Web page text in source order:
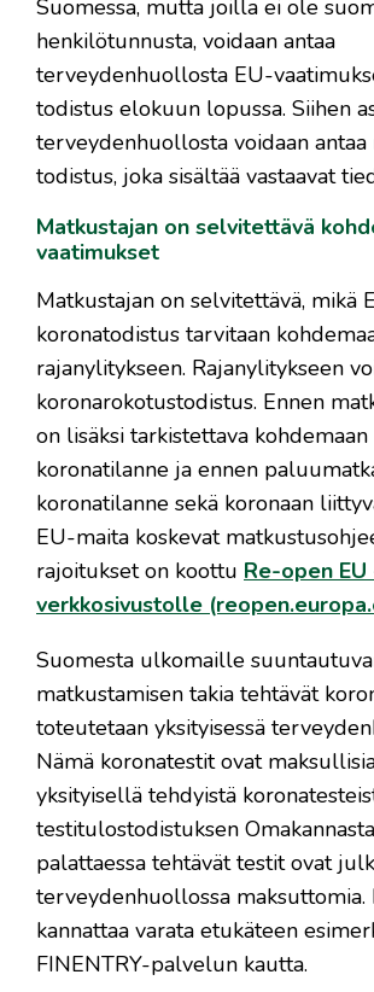
Suomessa, mutta joilla ei ole
henkilötunnusta, voidaan antaa
terveydenhuollosta EU-
todistus elokuun lopussa. Siihen
terveydenhuollosta voidaan antaa
todistus, joka sisältää vastaavat
Matkustajan on selvitettävä
vaatimukset
Matkustajan on selvitettävä, mikä
koronatodistus tarvitaan
rajanylitykseen. Rajanylitykseen
koronarokotustodistus. Ennen
on lisäksi tarkistettava kohdemaan
koronatilanne ja ennen
koronatilanne sekä koronaan
EU-maita koskevat
rajoitukset on koottu Re-open EU
verkkosivustolle
Suomesta ulkomaille
matkustamisen takia tehtävät
toteutetaan yksityisessä
Nämä koronatestit ovat
yksityisellä tehdyistä
testitulostodistuksen
palattaessa tehtävät testit ovat
terveydenhuollossa
kannattaa varata etukäteen
FINENTRY-palvelun kautta.